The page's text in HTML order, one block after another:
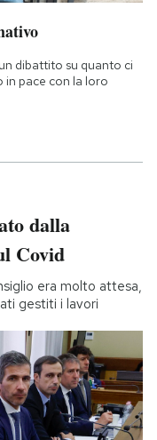
dibattito su quanto ci
in pace con la loro
dalla
Covid
era molto attesa,
gestiti i lavori